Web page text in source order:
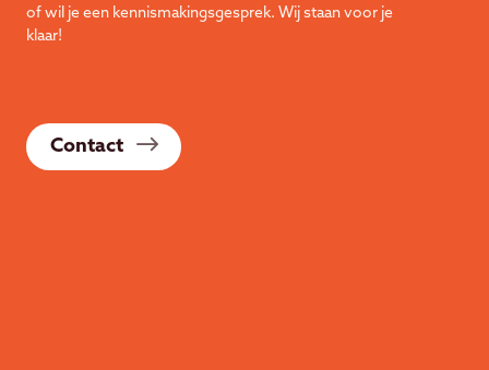
of wil je een kennismakingsgesprek. Wij staan voor je
klaar!
Contact